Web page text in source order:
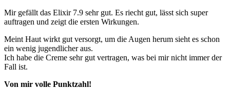
Mir gefällt das Elixir 7.9 sehr gut. Es riecht gut, lässt sich super
auftragen und zeigt die ersten Wirkungen.
Meint Haut wirkt gut versorgt, um die Augen herum sieht es schon
ein wenig jugendlicher aus.
Ich habe die Creme sehr gut vertragen, was bei mir nicht immer der
Fall ist.
Von mir volle Punktzahl!